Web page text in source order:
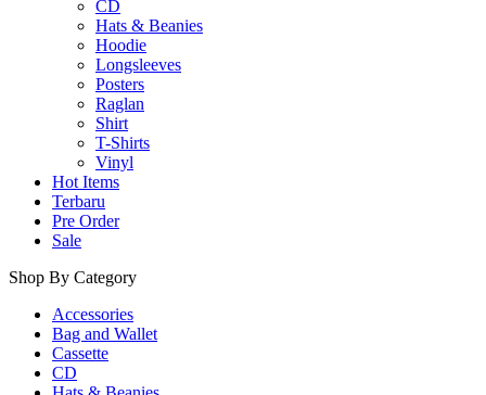
CD
Hats & Beanies
Hoodie
Longsleeves
Posters
Raglan
Shirt
T-Shirts
Vinyl
Hot Items
Terbaru
Pre Order
Sale
Shop By Category
Accessories
Bag and Wallet
Cassette
CD